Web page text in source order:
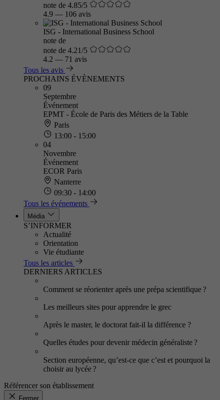
note de 4.85/5
4.9 — 106 avis
ISG - International Business School
note de
note de 4.21/5
4.2 — 71 avis
Tous les avis
PROCHAINS ÉVÈNEMENTS
09
Septembre
Événement
EPMT - École de Paris des Métiers de la Table
Paris
13:00 - 15:00
04
Novembre
Événement
ECOR Paris
Nanterre
09:30 - 14:00
Tous les événements
Média
S’INFORMER
Actualité
Orientation
Vie étudiante
Tous les articles
DERNIERS ARTICLES
Comment se réorienter après une prépa scientifique ?
Les meilleurs sites pour apprendre le grec
Après le master, le doctorat fait-il la différence ?
Quelles études pour devenir médecin généraliste ?
Section européenne, qu’est-ce que c’est et pourquoi la
choisir au lycée ?
Référencer son établissement
Fermer